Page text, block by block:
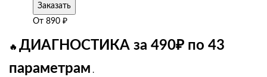
Заказать
От 890 ₽
🔥 ДИАГНОСТИКА за 490₽ по 43
параметрам .